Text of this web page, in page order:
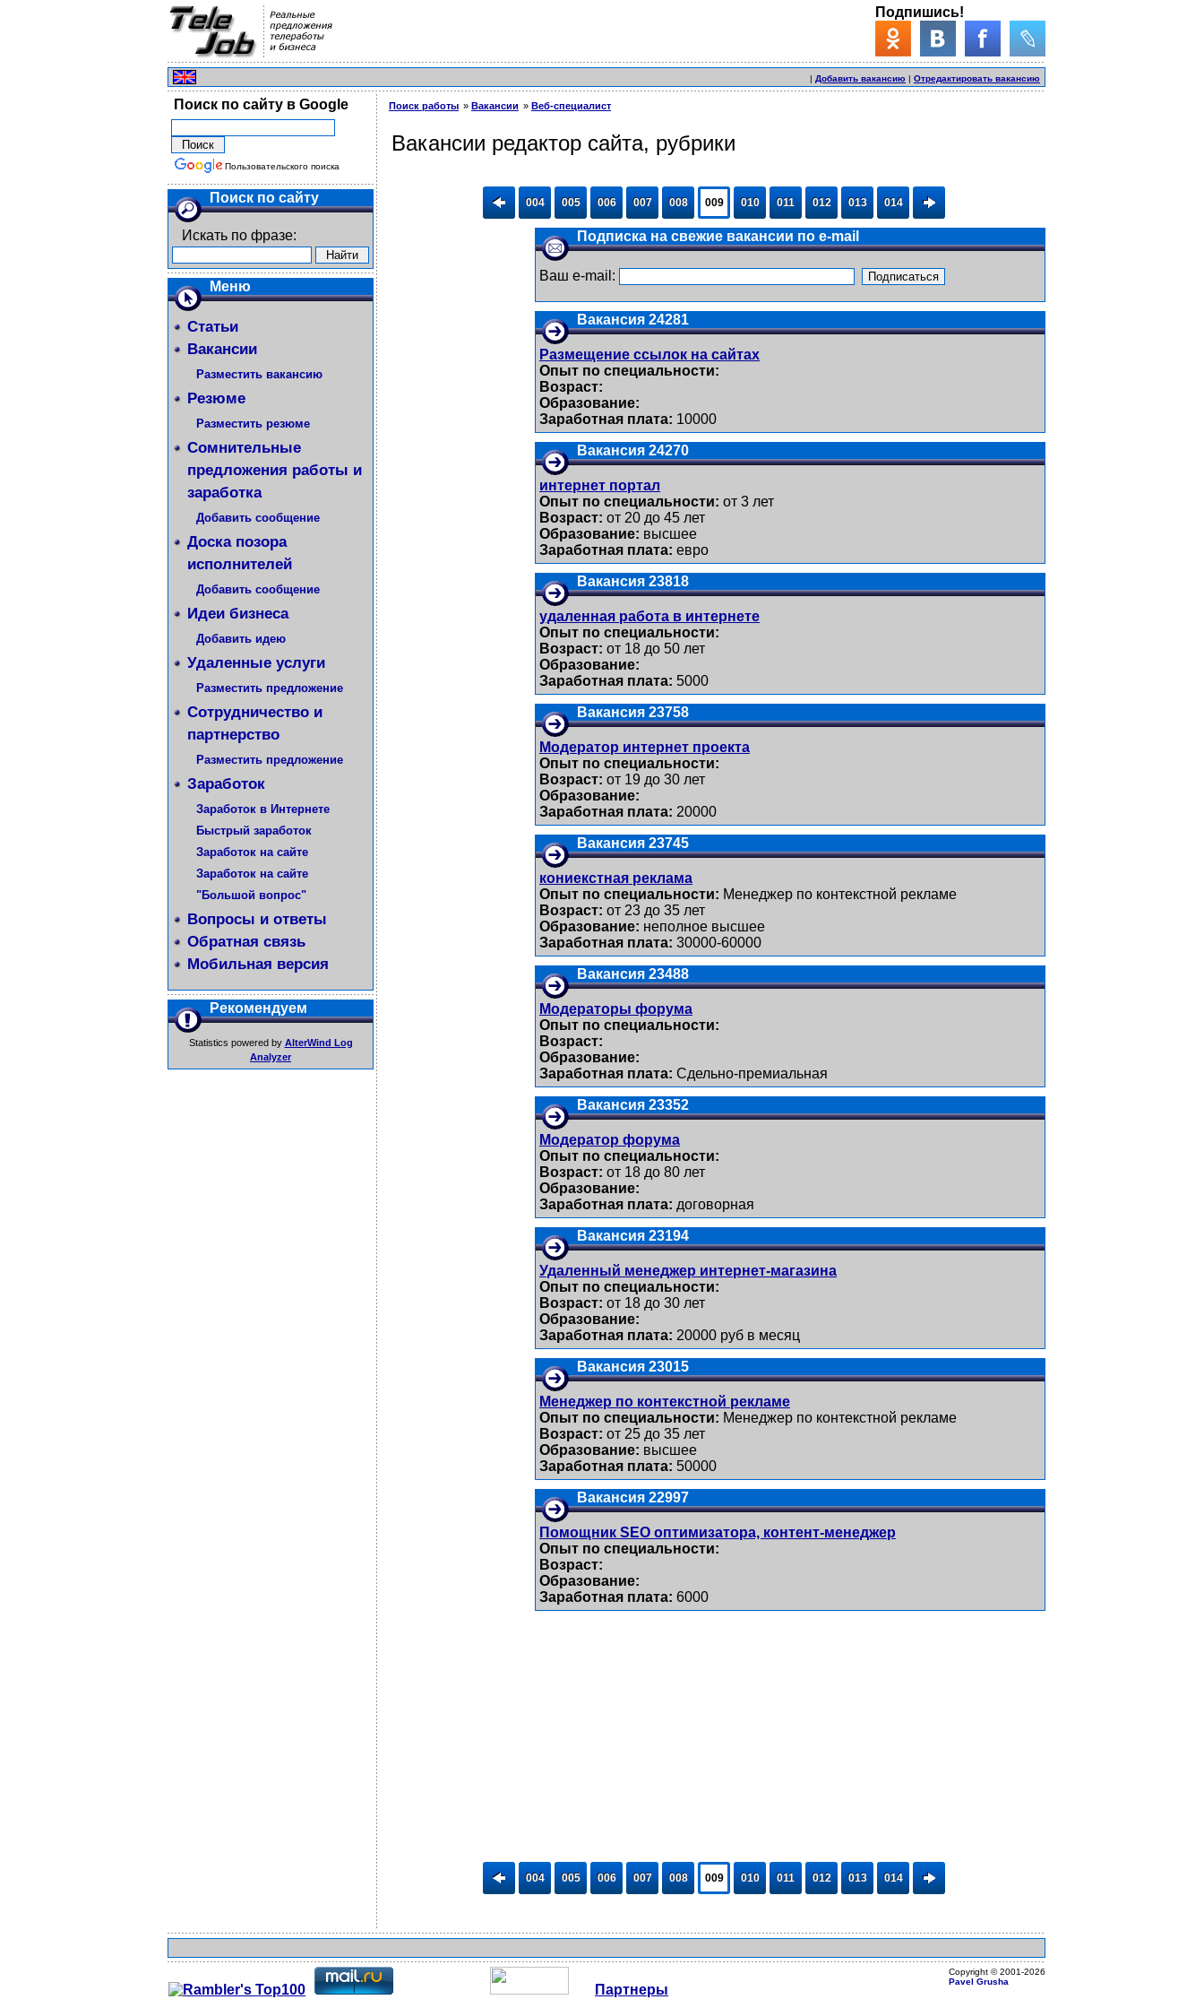
Подпишись!
| Добавить вакансию | Отредактировать вакансию
Поиск по сайту в Google
Пользовательского поиска
Поиск по сайту
Искать по фразе:
Меню
Статьи
Вакансии
Разместить вакансию
Резюме
Разместить резюме
Сомнительные
предложения работы и
заработка
Добавить сообщение
Доска позора
исполнителей
Добавить сообщение
Идеи бизнеса
Добавить идею
Удаленные услуги
Разместить предложение
Сотрудничество и
партнерство
Разместить предложение
Заработок
Заработок в Интернете
Быстрый заработок
Заработок на сайте
Заработок на сайте
"Большой вопрос"
Вопросы и ответы
Обратная связь
Мобильная версия
Рекомендуем
Statistics powered by AlterWind Log
Analyzer
Поиск работы Вакансии Веб-специалист
Вакансии редактор сайта, рубрики
004 005 006 007 008 009 010 011 012 013 014
Подписка на свежие вакансии по e-mail
Ваш e-mail:
Вакансия 24281
Размещение ссылок на сайтах
Опыт по специальности:
Возраст:
Образование:
Заработная плата: 10000
Вакансия 24270
интернет портал
Опыт по специальности: от 3 лет
Возраст: от 20 до 45 лет
Образование: высшее
Заработная плата: евро
Вакансия 23818
удаленная работа в интернете
Опыт по специальности:
Возраст: от 18 до 50 лет
Образование:
Заработная плата: 5000
Вакансия 23758
Модератор интернет проекта
Опыт по специальности:
Возраст: от 19 до 30 лет
Образование:
Заработная плата: 20000
Вакансия 23745
кониекстная реклама
Опыт по специальности: Менеджер по контекстной рекламе
Возраст: от 23 до 35 лет
Образование: неполное высшее
Заработная плата: 30000-60000
Вакансия 23488
Модераторы форума
Опыт по специальности:
Возраст:
Образование:
Заработная плата: Сдельно-премиальная
Вакансия 23352
Модератор форума
Опыт по специальности:
Возраст: от 18 до 80 лет
Образование:
Заработная плата: договорная
Вакансия 23194
Удаленный менеджер интернет-магазина
Опыт по специальности:
Возраст: от 18 до 30 лет
Образование:
Заработная плата: 20000 руб в месяц
Вакансия 23015
Менеджер по контекстной рекламе
Опыт по специальности: Менеджер по контекстной рекламе
Возраст: от 25 до 35 лет
Образование: высшее
Заработная плата: 50000
Вакансия 22997
Помощник SEO оптимизатора, контент-менеджер
Опыт по специальности:
Возраст:
Образование:
Заработная плата: 6000
004 005 006 007 008 009 010 011 012 013 014
Партнеры
Copyright ©2001-2026
Pavel Grusha